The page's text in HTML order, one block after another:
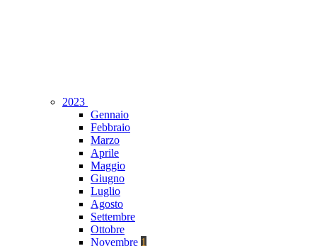
2023
Gennaio
Febbraio
Marzo
Aprile
Maggio
Giugno
Luglio
Agosto
Settembre
Ottobre
Novembre 1